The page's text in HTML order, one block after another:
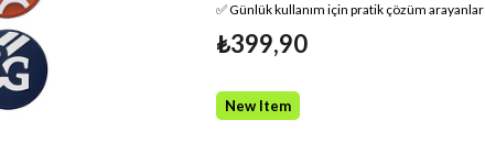
✅ Günlük kullanım için pratik çözüm arayanlar
₺399,90
New Item